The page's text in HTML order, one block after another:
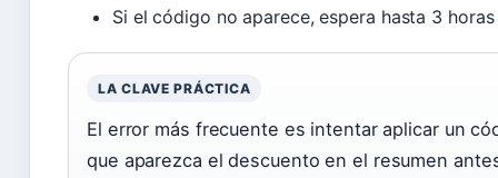
Si el código no aparece, espera hasta 3
LA CLAVE PRÁCTICA
El error más frecuente es intentar aplicar un
que aparezca el descuento en el resumen